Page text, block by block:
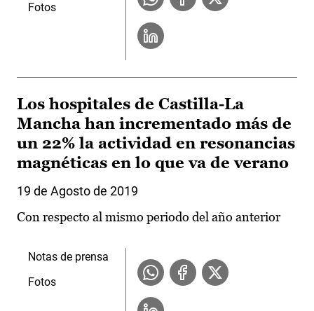
Fotos
Los hospitales de Castilla-La
Mancha han incrementado más de
un 22% la actividad en resonancias
magnéticas en lo que va de verano
19 de Agosto de 2019
Con respecto al mismo periodo del año anterior
Notas de prensa
Fotos